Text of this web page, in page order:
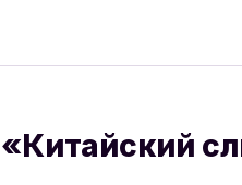
«Китайский